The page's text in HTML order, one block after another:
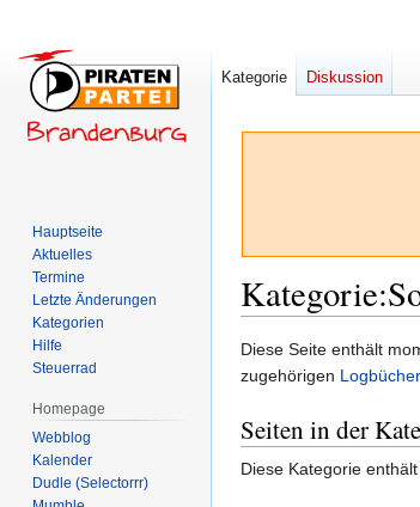
Kategorie:
Zur
Navigation
Zur
Suche
Diese Seite enthält
zugehörigen
Seiten in der
Diese Kategorie
Kategorie Diskussion
Hauptseite
Aktuelles
Termine
Letzte Änderungen
Kategorien
Hilfe
Steuerrad
Homepage
Webblog
Kalender
Dudle (Selectorrr)